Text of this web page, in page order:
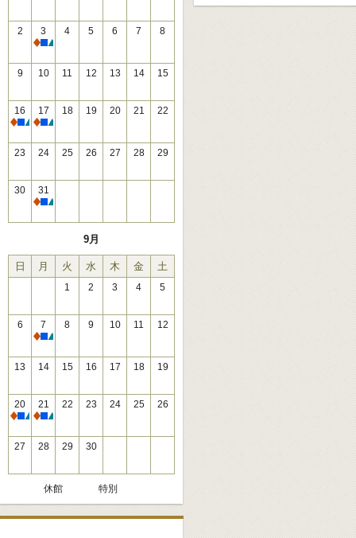
2
3
休館
4 5 6 7 8
9 10 11 12 13 14 15
16
休館
17
休館
18 19 20 21 22
23 24 25 26 27 28 29
30
31
休館
9月
日 月 火 水 木 金 土
1 2 3 4 5
6
7
休館
8 9 10 11 12
13 14 15 16 17 18 19
20
休館
21
休館
22 23 24 25 26
27 28 29 30
休館 特別